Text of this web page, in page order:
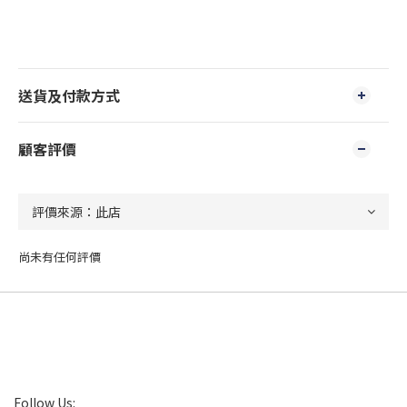
送貨及付款方式
顧客評價
尚未有任何評價
Follow Us: